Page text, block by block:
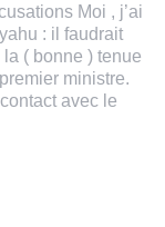
Moi , j’ai
: il faudrait
( bonne ) tenue
ministre.
avec le